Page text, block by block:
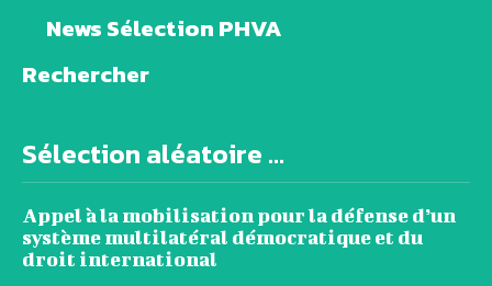
News Sélection PHVA
Rechercher
Sélection aléatoire ...
Appel à la mobilisation pour la défense d’un
système multilatéral démocratique et du
droit international